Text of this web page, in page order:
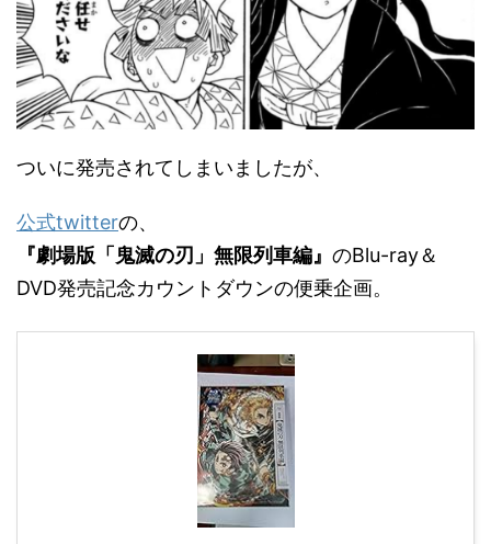
ついに発売されてしまいましたが、
公式twitterの、
『劇場版「鬼滅の刃」無限列車編』 のBlu-ray＆
DVD発売記念カウントダウンの便乗企画。